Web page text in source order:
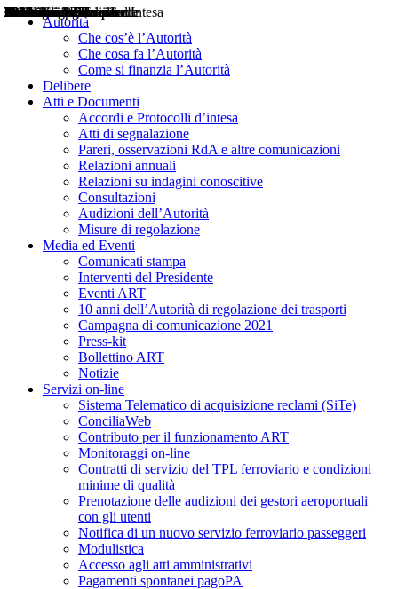
Autorità
Che cos’è l’Autorità
Che cosa fa l’Autorità
Come si finanzia l’Autorità
Delibere
Atti e Documenti
Accordi e Protocolli d’intesa
Atti di segnalazione
Pareri, osservazioni RdA e altre comunicazioni
Relazioni annuali
Relazioni su indagini conoscitive
Consultazioni
Audizioni dell’Autorità
Misure di regolazione
Media ed Eventi
Comunicati stampa
Interventi del Presidente
Eventi ART
10 anni dell’Autorità di regolazione dei trasporti
Campagna di comunicazione 2021
Press-kit
Bollettino ART
Notizie
Servizi on-line
Sistema Telematico di acquisizione reclami (SiTe)
ConciliaWeb
Contributo per il funzionamento ART
Monitoraggi on-line
Contratti di servizio del TPL ferroviario e condizioni
minime di qualità
Prenotazione delle audizioni dei gestori aeroportuali
con gli utenti
Notifica di un nuovo servizio ferroviario passeggeri
Modulistica
Accesso agli atti amministrativi
Pagamenti spontanei pagoPA
Delibere
Pareri
Consultazioni
Audizioni
Atti di Segnalazione
Accordi e Protocolli d'Intesa
Relazioni annuali
Misure di regolazione
Notizie
Comunicati Stampa
Bollettini ART
Convegni ART
Interviste del Presidente
Articoli in primo piano
Interventi del Presidente
2004
2005
2010
2013
2014
2015
2016
2017
2018
2019
202
2020
2021
2022
2023
2024
2025
2026
Aereo
Marittimo
Terrestre